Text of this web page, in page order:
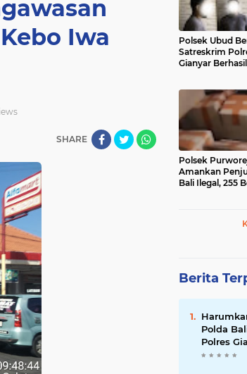
Iwa
SHARE
Polsek Ubud
Satreskrim
Gianyar
Polsek
Amankan
Bali Ilegal, 255
Berita
Polda
Polres